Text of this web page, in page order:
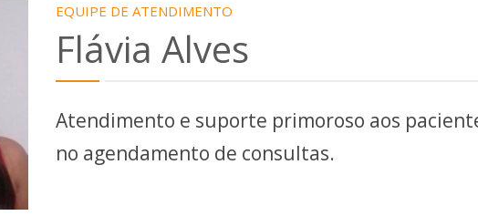
EQUIPE DE ATENDIMENTO
Flávia Alves
Atendimento e suporte primoroso aos
no agendamento de consultas.